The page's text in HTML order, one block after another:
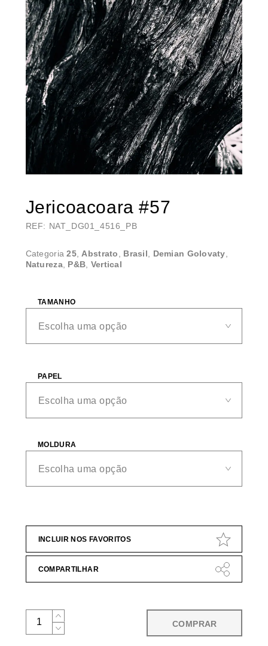
Jericoacoara #57
REF: NAT_DG01_4516_PB
Categoria25,Abstrato, Brasil, Demian Golovaty,
Natureza, P&B, Vertical
TAMANHO
PAPEL
MOLDURA
INCLUIR NOS FAVORITOS
COMPARTILHAR
COMPRAR